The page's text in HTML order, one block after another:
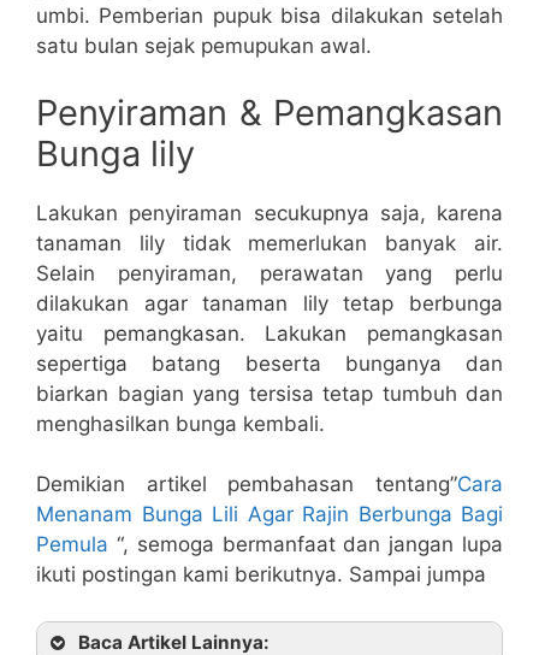
umbi. Pemberian pupuk bisa dilakukan setelah
satu bulan sejak pemupukan awal.
Penyiraman & Pemangkasan
Bunga lily
Lakukan penyiraman secukupnya saja, karena
tanaman lily tidak memerlukan banyak air.
Selain penyiraman, perawatan yang perlu
dilakukan agar tanaman lily tetap berbunga
yaitu pemangkasan. Lakukan pemangkasan
sepertiga batang beserta bunganya dan
biarkan bagian yang tersisa tetap tumbuh dan
menghasilkan bunga kembali.
Demikian artikel pembahasan tentang”Cara
Menanam Bunga Lili Agar Rajin Berbunga Bagi
Pemula “, semoga bermanfaat dan jangan lupa
ikuti postingan kami berikutnya. Sampai jumpa
Baca Artikel Lainnya: